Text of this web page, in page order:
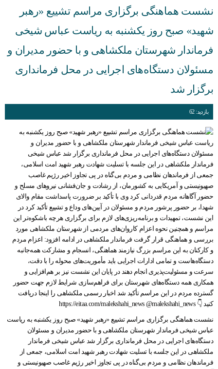
نشست هماهنگی برگزاری مراسم تشییع «رهبر
شهید» صبح روز یکشنبه به ریاست عباس شیخی
فرماندار شهرستان ملکشاهی و با حضور مدیران و
مسئولان دستگاه‌های اجرایی در محل فرمانداری
برگزار شد
بازدید: 62
نشست هماهنگی برگزاری مراسم تشییع «رهبر شهید» صبح روز یکشنبه به ریاست
عباس شیخی فرماندار شهرستان ملکشاهی و با حضور مدیران و مسئولان
دستگاه‌های اجرایی در محل فرمانداری برگزار شد عباس شیخی فرماندار
ملکشاهی در این جلسه با تسلیت شهادت رهبر شهید امت اسلامی، جمعی از
فرماندهان نظامی و مردم بی‌گناه در پی تجاوز اخیر رژیم غاصب صهیونیستی و